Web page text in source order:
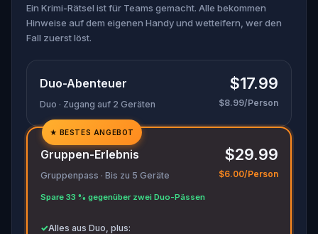
your sister one step closer to her final cut. Do you
have the nerves to outsmart a killer, or will you
become just another notch on his blade?
Ein Krimi-Rätsel ist für Teams gemacht. Alle bekommen
Hinweise auf dem eigenen Handy und wetteifern, wer den
Fall zuerst löst.
Duo-Abenteuer
Duo · Zugang auf 2 Geräten
$17.99
$8.99/Person
✓
✓
★ BESTES ANGEBOT
Gruppen-Erlebnis
Gruppenpass · Bis zu 5 Geräte
Spare 33 % gegenüber zwei Duo-Pässen
$29.99
$6.00/Person
✓Alles aus Duo, plus: